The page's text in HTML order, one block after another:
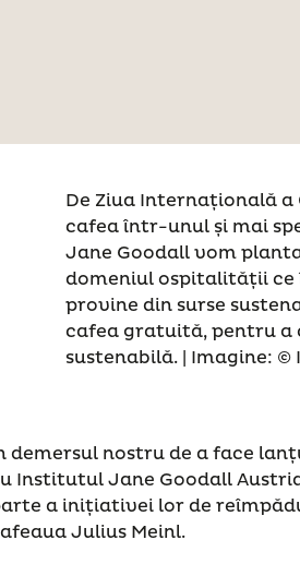
De Ziua Internațională
cafea într-unul și mai
Jane Goodall vom
domeniul ospitalității ce
provine din surse
cafea gratuită, pentru
sustenabilă. | Imagine:
demersul nostru de a face
Institutul Jane Goodall
a inițiativei lor de
Julius Meinl.